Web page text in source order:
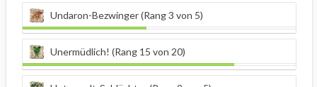
Undaron-Bezwinger (Rang 3 von 5)
Unermüdlich! (Rang 15 von 20)